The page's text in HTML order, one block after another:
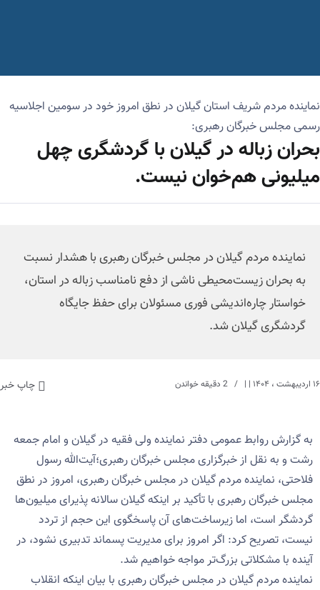
نماینده مردم شریف استان گیلان در نطق امروز خود در سومین اجلاسیه
رسمی مجلس خبرگان رهبری:
بحران زباله در گیلان با گردشگری چهل
میلیونی هم‌خوان نیست.
نماینده مردم گیلان در مجلس خبرگان رهبری با هشدار نسبت
به بحران زیست‌محیطی ناشی از دفع نامناسب زباله در استان،
خواستار چاره‌اندیشی فوری مسئولان برای حفظ جایگاه
گردشگری گیلان شد.
۱۶ اردیبهشت ، ۱۴۰۴ | | چاپ خبر
به گزارش روابط عمومی دفتر نماینده ولی فقیه در گیلان و امام جمعه
رشت و به نقل از خبرگزاری مجلس خبرگان رهبری؛آیت‌الله رسول
فلاحتی، نماینده مردم گیلان در مجلس خبرگان رهبری، امروز در نطق
مجلس خبرگان رهبری با تأکید بر اینکه گیلان سالانه پذیرای میلیون‌ها
گردشگر است، اما زیرساخت‌های آن پاسخگوی این حجم از تردد
نیست، تصریح کرد: اگر امروز برای مدیریت پسماند تدبیری نشود، در
آینده با مشکلاتی بزرگ‌تر مواجه خواهیم شد.
نماینده مردم گیلان در مجلس خبرگان رهبری با بیان اینکه انقلاب